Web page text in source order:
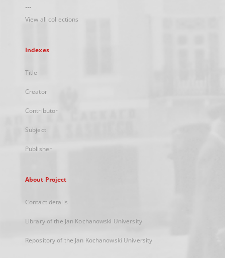
...
View all collections
Indexes
Title
Creator
Contributor
Subject
Publisher
About Project
Contact details
Library of the Jan Kochanowski University
Repository of the Jan Kochanowski University